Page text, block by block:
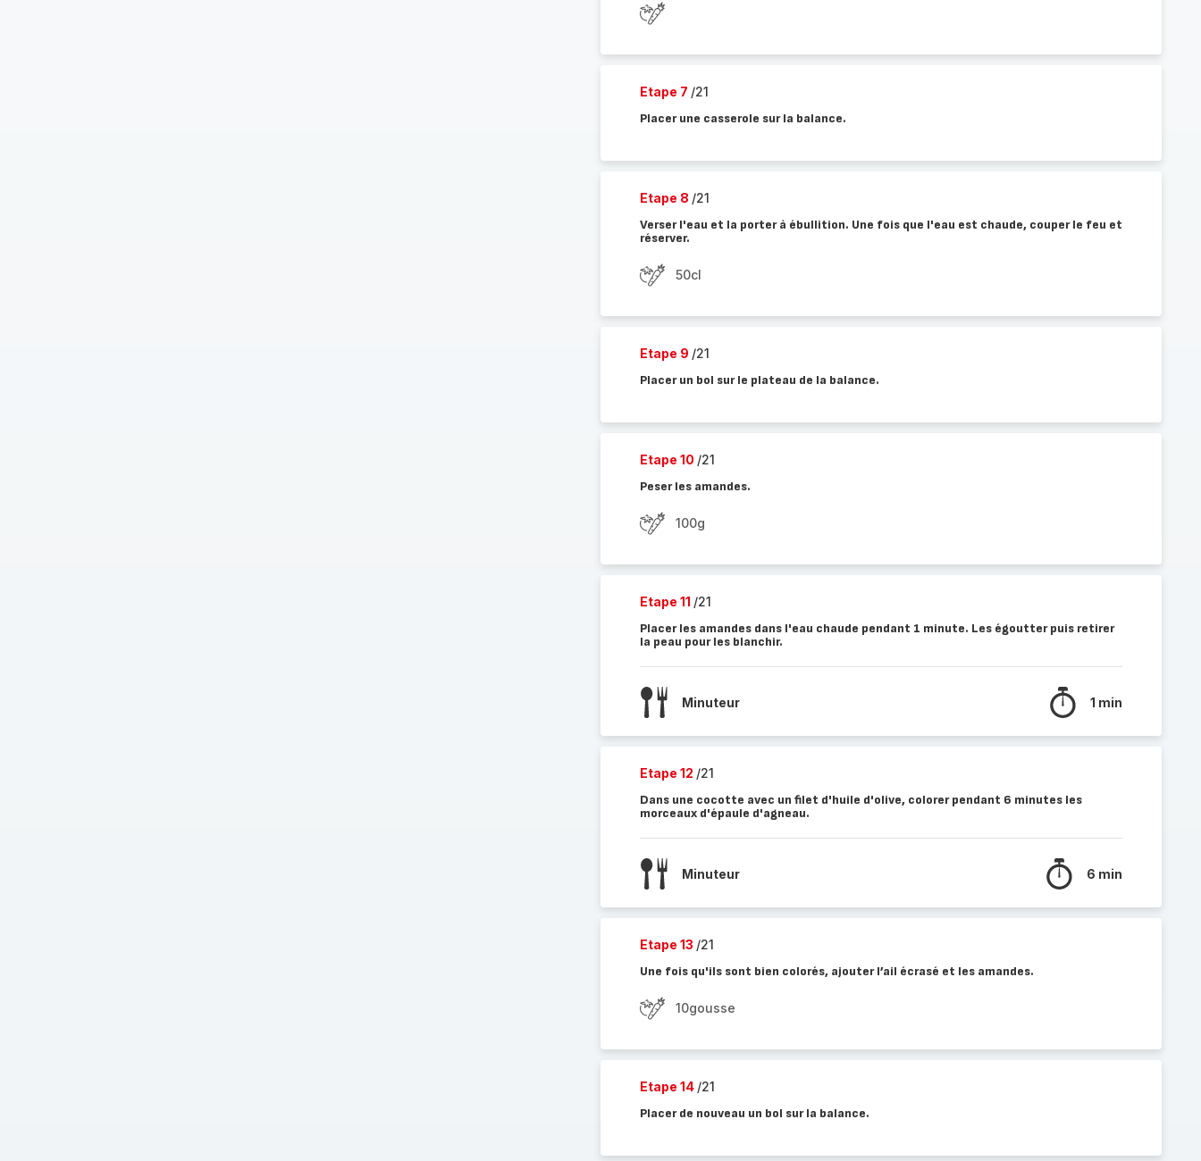
Etape 7 /21
Placer une casserole sur la balance.
Etape 8 /21
Verser l'eau et la porter à ébullition. Une fois que l'eau est chaude, couper le feu et
réserver.
50cl
Etape 9 /21
Placer un bol sur le plateau de la balance.
Etape 10 /21
Peser les amandes.
100g
Etape 11 /21
Placer les amandes dans l'eau chaude pendant 1 minute. Les égoutter puis retirer
la peau pour les blanchir.
Minuteur 1 min
Etape 12 /21
Dans une cocotte avec un filet d'huile d'olive, colorer pendant 6 minutes les
morceaux d'épaule d'agneau.
Minuteur 6 min
Etape 13 /21
Une fois qu'ils sont bien colorés, ajouter l’ail écrasé et les amandes.
10gousse
Etape 14 /21
Placer de nouveau un bol sur la balance.